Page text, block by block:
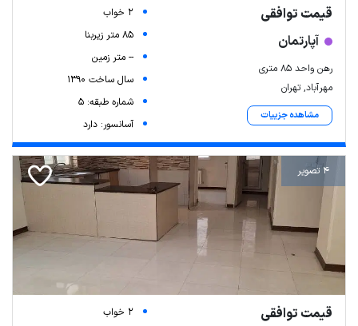
قیمت توافقی
آپارتمان
رهن واحد ۸۵ متری
مهرآباد, تهران
مشاهده جزییات
2 خواب
85 متر زیربنا
-- متر زمین
سال ساخت 1390
شماره طبقه: 5
آسانسور: دارد
4 تصویر
قیمت توافقی
2 خواب